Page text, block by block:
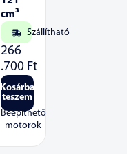
cm³
Szállítható
266
.700 Ft
Kosárba
teszem
Beépíthető
motorok